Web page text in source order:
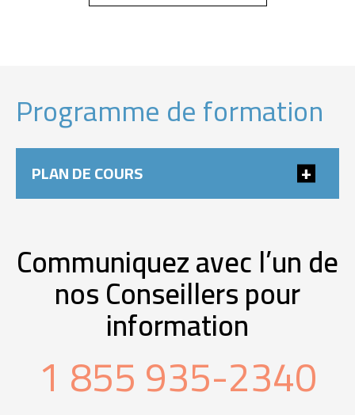
Programme de formation
PLAN DE COURS
Communiquez avec l’un de
nos Conseillers pour
information
1 855 935-2340